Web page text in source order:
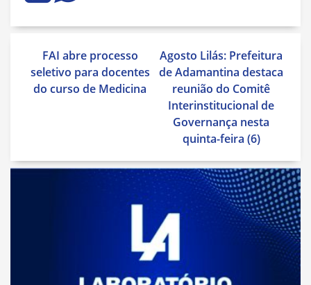
Navegação
de
Post
FAI abre processo
seletivo para docentes
do curso de Medicina
Agosto Lilás: Prefeitura
de Adamantina destaca
reunião do Comitê
Interinstitucional de
Governança nesta
quinta-feira (6)